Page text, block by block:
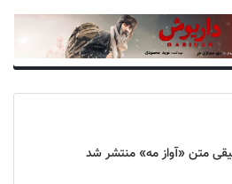
متن «آواز مه» منتشر شد